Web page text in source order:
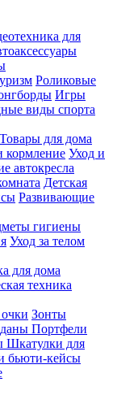
для
Роликовые
Игры
виды спорта
Товары для дома
кормление Уход и
автокресла
Детская
Развивающие
гигиены
Уход за телом
для дома
техника
Зонты
Портфели
Шкатулки для
бьюти-кейсы